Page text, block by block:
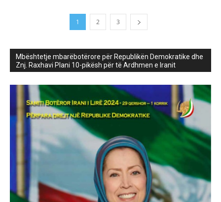
1 2 3
Mbështetje mbarëbotërore për Republikën Demokratike dhe
Znj. Raxhavi Plani 10-pikësh për të Ardhmen e Iranit